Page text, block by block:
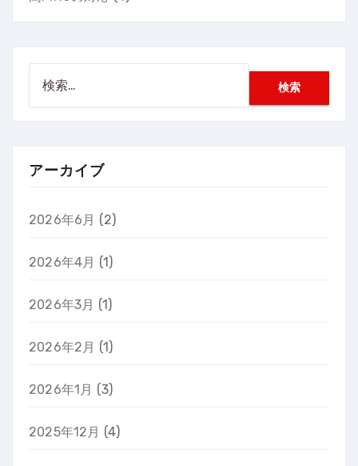
アーカイブ
2026年6月 (2)
2026年4月 (1)
2026年3月 (1)
2026年2月 (1)
2026年1月 (3)
2025年12月 (4)